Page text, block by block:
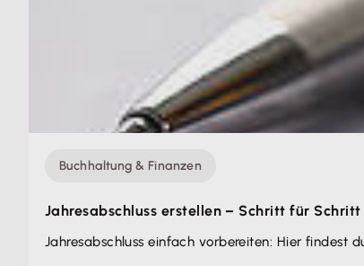
Buchhaltung & Finanzen
Jahresabschluss erstellen – Schritt für Schritt
Jahresabschluss einfach vorbereiten: Hier findest